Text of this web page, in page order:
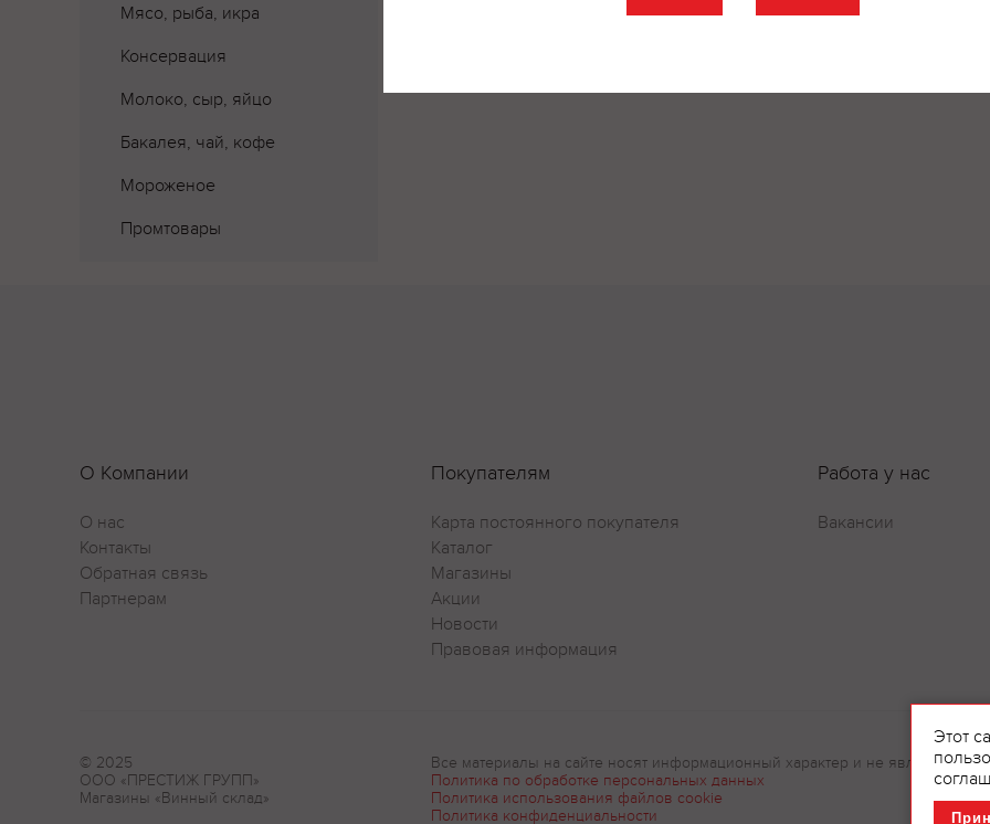
Мясо, рыба, икра
Консервация
Молоко, сыр, яйцо
Бакалея, чай, кофе
Мороженое
Промтовары
О Компании
О нас
Контакты
Обратная связь
Партнерам
Покупателям
Карта постоянного покупателя
Каталог
Магазины
Акции
Новости
Правовая информация
Работа у нас
Вакансии
© 2025
ООО «ПРЕСТИЖ ГРУПП»
Магазины «Винный склад»
Все материалы на сайте носят информационный характер и не являются
Политика по обработке персональных данных
Политика использования файлов cookie
Политика конфиденциальности
Этот